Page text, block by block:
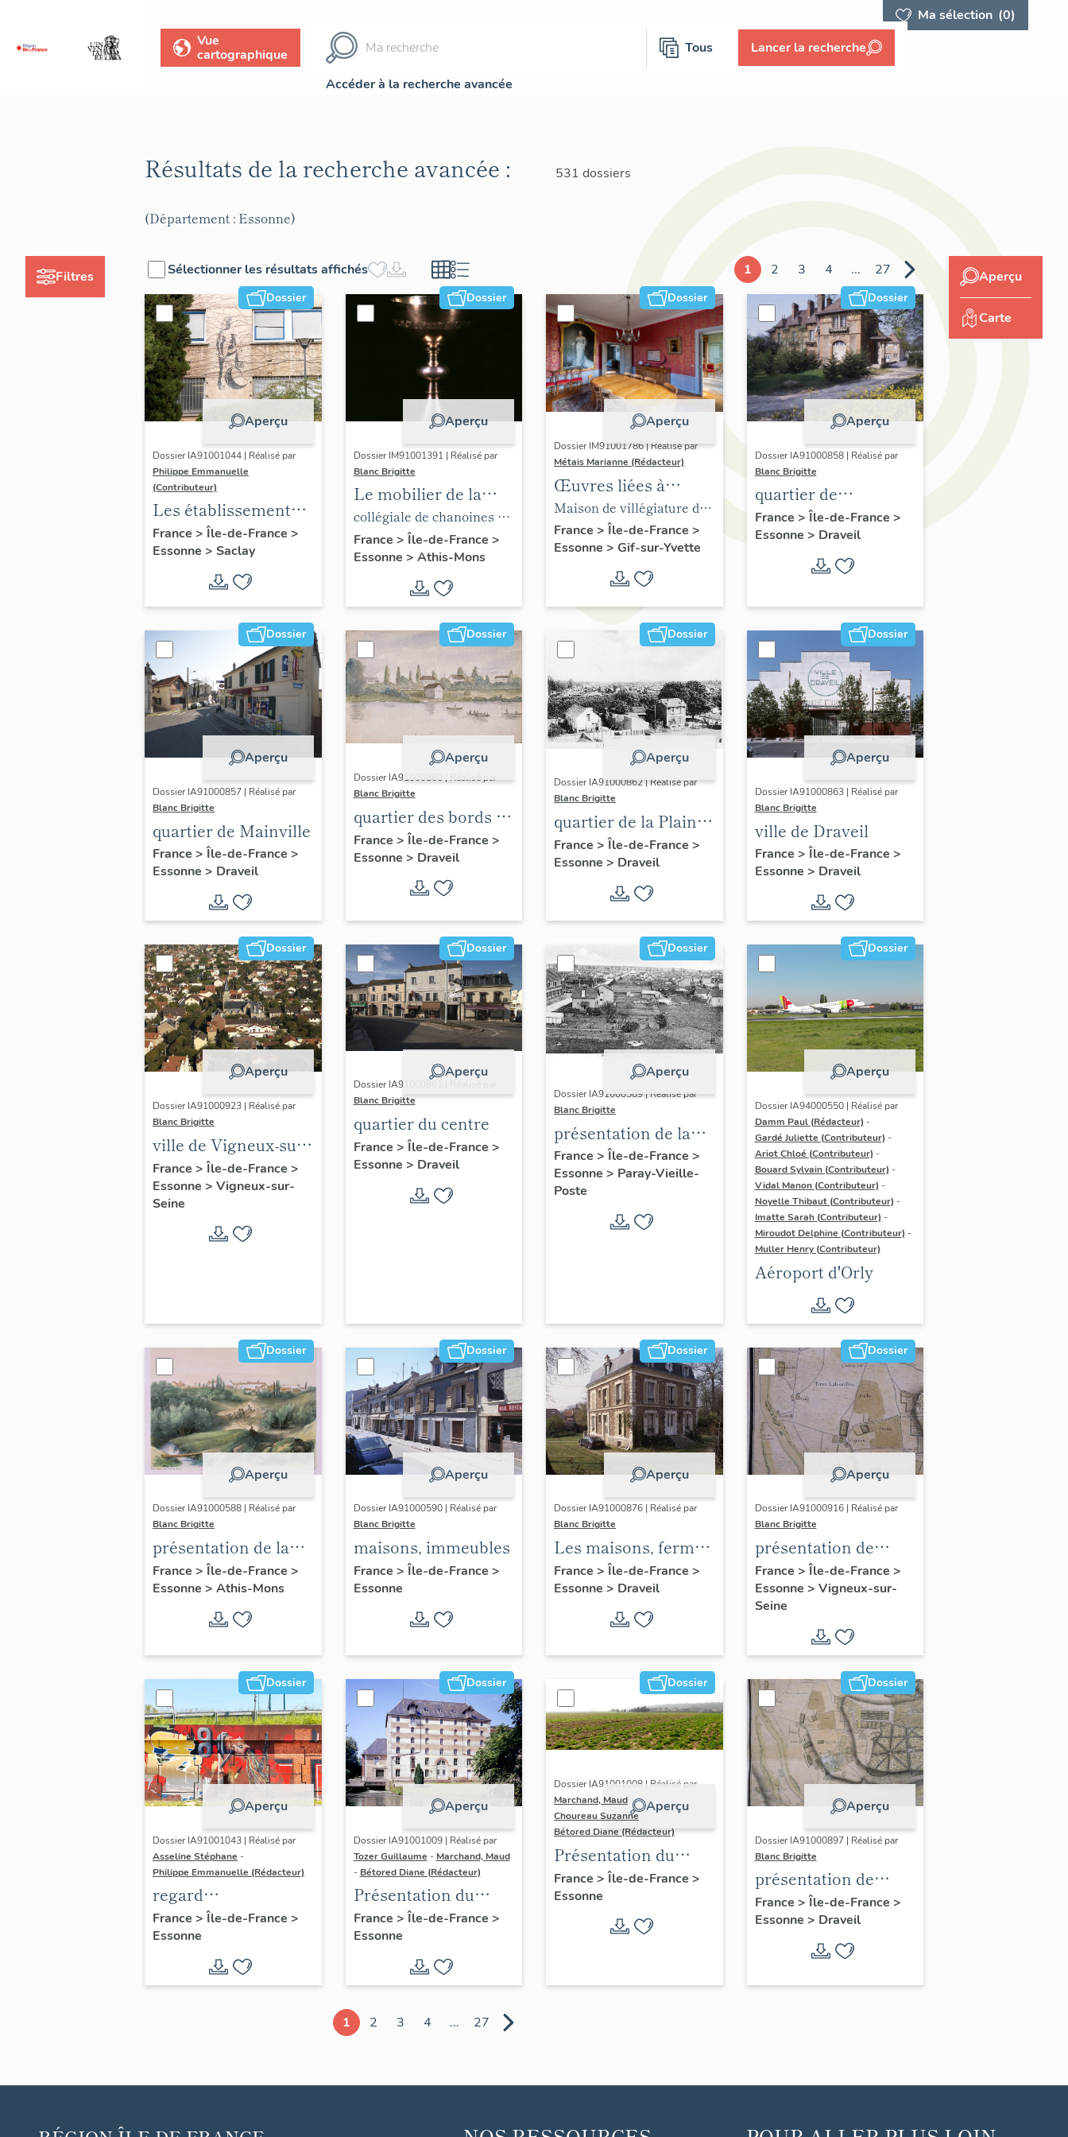
Ma sélection (0)
Vue
cartographique
Tous Lancer la recherche
Accéder à la recherche avancée
Filtres
Résultats de la recherche avancée : 531 dossiers
(Département : Essonne)
Sélectionner les résultats affichés 1 2 3 4 ... 27
Dossier
Aperçu
Dossier IA91001044 | Réalisé par
Philippe Emmanuelle
(Contributeur)
Les établissements
scientifiques et
universitaires du
plateau de Saclay
France > Île-de-France >
Essonne > Saclay
Dossier
Aperçu
Dossier IM91001391 | Réalisé par
Blanc Brigitte
Le mobilier de la
collégiale de
chanoines de la
congrégation de
Saint-Victor, église
paroissiale Saint-
Denis
collégiale de chanoines de
la congrégation de Saint-
Victor, église paroissiale
Saint-Denis
France > Île-de-France >
Essonne > Athis-Mons
Dossier
Aperçu
Dossier IM91001786 | Réalisé par
Métais Marianne (Rédacteur)
Œuvres liées à
Juliette Adam
Maison de villégiature dite
château de l'Ermitage
France > Île-de-France >
Essonne > Gif-sur-Yvette
Dossier
Aperçu
Dossier IA91000858 | Réalisé par
Blanc Brigitte
quartier de
Champrosay
France > Île-de-France >
Essonne > Draveil
Dossier
Aperçu
Dossier IA91000857 | Réalisé par
Blanc Brigitte
quartier de Mainville
France > Île-de-France >
Essonne > Draveil
Dossier
Aperçu
Dossier IA91000860 | Réalisé par
Blanc Brigitte
quartier des bords de
Seine
France > Île-de-France >
Essonne > Draveil
Dossier
Aperçu
Dossier IA91000862 | Réalisé par
Blanc Brigitte
quartier de la Plaine
des Sables
France > Île-de-France >
Essonne > Draveil
Dossier
Aperçu
Dossier IA91000863 | Réalisé par
Blanc Brigitte
ville de Draveil
France > Île-de-France >
Essonne > Draveil
Dossier
Aperçu
Dossier IA91000923 | Réalisé par
Blanc Brigitte
ville de Vigneux-sur-
Seine
France > Île-de-France >
Essonne > Vigneux-sur-
Seine
Dossier
Aperçu
Dossier IA91000861 | Réalisé par
Blanc Brigitte
quartier du centre
France > Île-de-France >
Essonne > Draveil
Dossier
Aperçu
Dossier IA91000589 | Réalisé par
Blanc Brigitte
présentation de la
commune de Paray-
Vieille-Poste
France > Île-de-France >
Essonne > Paray-Vieille-
Poste
Dossier
Aperçu
Dossier IA94000550 | Réalisé par
Damm Paul (Rédacteur) -
Gardé Juliette (Contributeur) -
Ariot Chloé (Contributeur) -
Bouard Sylvain (Contributeur) -
Vidal Manon (Contributeur) -
Noyelle Thibaut (Contributeur) -
Imatte Sarah (Contributeur) -
Miroudot Delphine (Contributeur) -
Muller Henry (Contributeur)
Aéroport d'Orly
Dossier
Aperçu
Dossier IA91000588 | Réalisé par
Blanc Brigitte
présentation de la
commune d'Athis-
Mons
France > Île-de-France >
Essonne > Athis-Mons
Dossier
Aperçu
Dossier IA91000590 | Réalisé par
Blanc Brigitte
maisons, immeubles
France > Île-de-France >
Essonne
Dossier
Aperçu
Dossier IA91000876 | Réalisé par
Blanc Brigitte
Les maisons, fermes
et immeubles de
Draveil
France > Île-de-France >
Essonne > Draveil
Dossier
Aperçu
Dossier IA91000916 | Réalisé par
Blanc Brigitte
présentation de
l'étude du
patrimoine de
Vigneux-sur-Seine
France > Île-de-France >
Essonne > Vigneux-sur-
Seine
Dossier
Aperçu
Dossier IA91001043 | Réalisé par
Asseline Stéphane -
Philippe Emmanuelle (Rédacteur)
regard
photographique sur
les paysages de
l'OIN de Paris-Saclay
France > Île-de-France >
Essonne
Dossier
Aperçu
Dossier IA91001009 | Réalisé par
Tozer Guillaume - Marchand, Maud
- Bétored Diane (Rédacteur)
Présentation du
diagnostic
patrimonial du
Centre-Essonne
(cantons de
Brétigny-sur-Orge,
Etréchy, Mennecy)
France > Île-de-France >
Essonne
Dossier
Aperçu
Dossier IA91001008 | Réalisé par
Marchand, Maud -
Choureau Suzanne-
Bétored Diane (Rédacteur)
Présentation du
diagnostic
patrimonial du
Centre-Essonne
Chéron)
France > Île-de-France >
Essonne
Dossier
Aperçu
Dossier IA91000897 | Réalisé par
Blanc Brigitte
présentation de
l'étude du
patrimoine de
France > Île-de-France >
Essonne > Draveil
1 2 3 4 ... 27
Aperçu
Carte